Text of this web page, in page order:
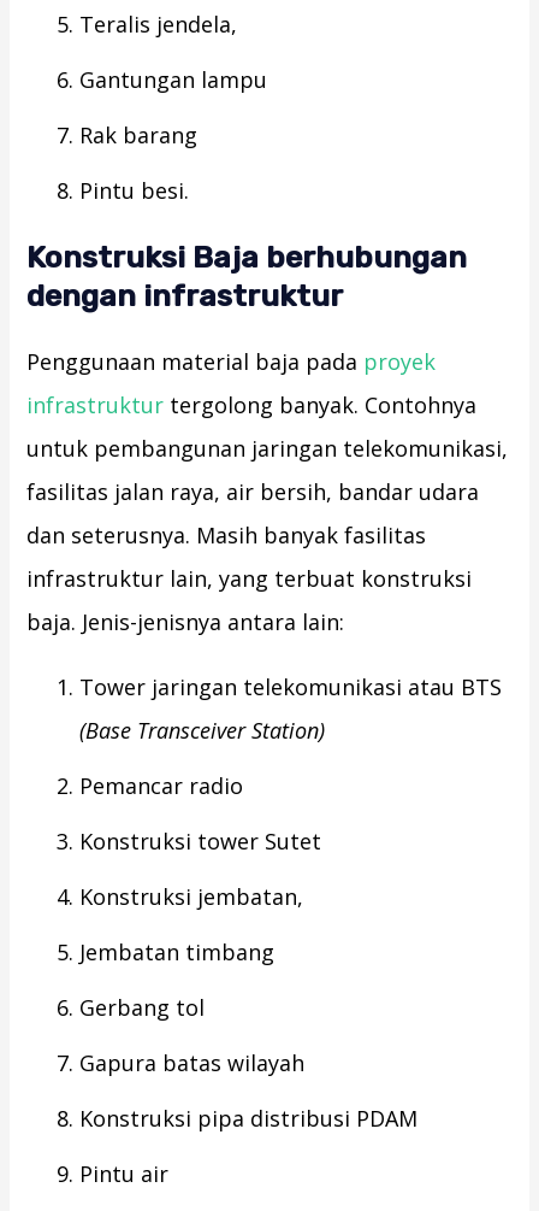
Teralis jendela,
Gantungan lampu
Rak barang
Pintu besi.
Konstruksi Baja berhubungan
dengan infrastruktur
Penggunaan material baja pada proyek
infrastruktur tergolong banyak. Contohnya
untuk pembangunan jaringan telekomunikasi,
fasilitas jalan raya, air bersih, bandar udara
dan seterusnya. Masih banyak fasilitas
infrastruktur lain, yang terbuat konstruksi
baja. Jenis-jenisnya antara lain:
Tower jaringan telekomunikasi atau BTS
(Base Transceiver Station)
Pemancar radio
Konstruksi tower Sutet
Konstruksi jembatan,
Jembatan timbang
Gerbang tol
Gapura batas wilayah
Konstruksi pipa distribusi PDAM
Pintu air